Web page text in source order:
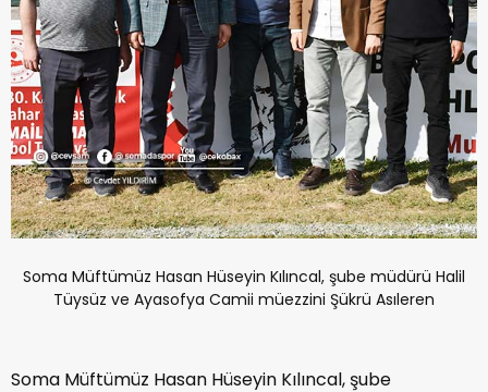
Soma Müftümüz Hasan Hüseyin Kılıncal, şube müdürü Halil
Tüysüz ve Ayasofya Camii müezzini Şükrü Asıleren
Soma Müftümüz Hasan Hüseyin Kılıncal, şube